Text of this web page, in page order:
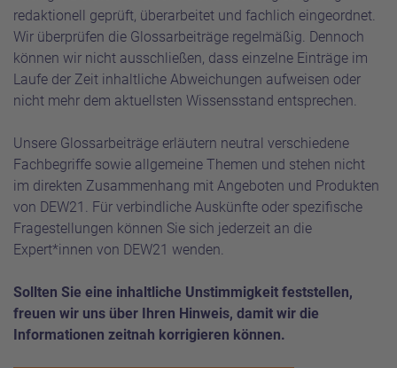
redaktionell geprüft, überarbeitet und fachlich eingeordnet.
Wir überprüfen die Glossarbeiträge regelmäßig. Dennoch
können wir nicht ausschließen, dass einzelne Einträge im
Laufe der Zeit inhaltliche Abweichungen aufweisen oder
nicht mehr dem aktuellsten Wissensstand entsprechen.
Unsere Glossarbeiträge erläutern neutral verschiedene
Fachbegriffe sowie allgemeine Themen und stehen nicht
im direkten Zusammenhang mit Angeboten und Produkten
von DEW21. Für verbindliche Auskünfte oder spezifische
Fragestellungen können Sie sich jederzeit an die
Expert*innen von DEW21 wenden.
Sollten Sie eine inhaltliche Unstimmigkeit feststellen,
freuen wir uns über Ihren Hinweis, damit wir die
Informationen zeitnah korrigieren können.